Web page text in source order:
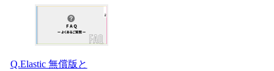
Q.Elastic 無償版と